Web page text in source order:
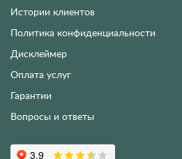
Истории клиентов
Политика конфиденциальности
Дисклеймер
Оплата услуг
Гарантии
Вопросы и ответы